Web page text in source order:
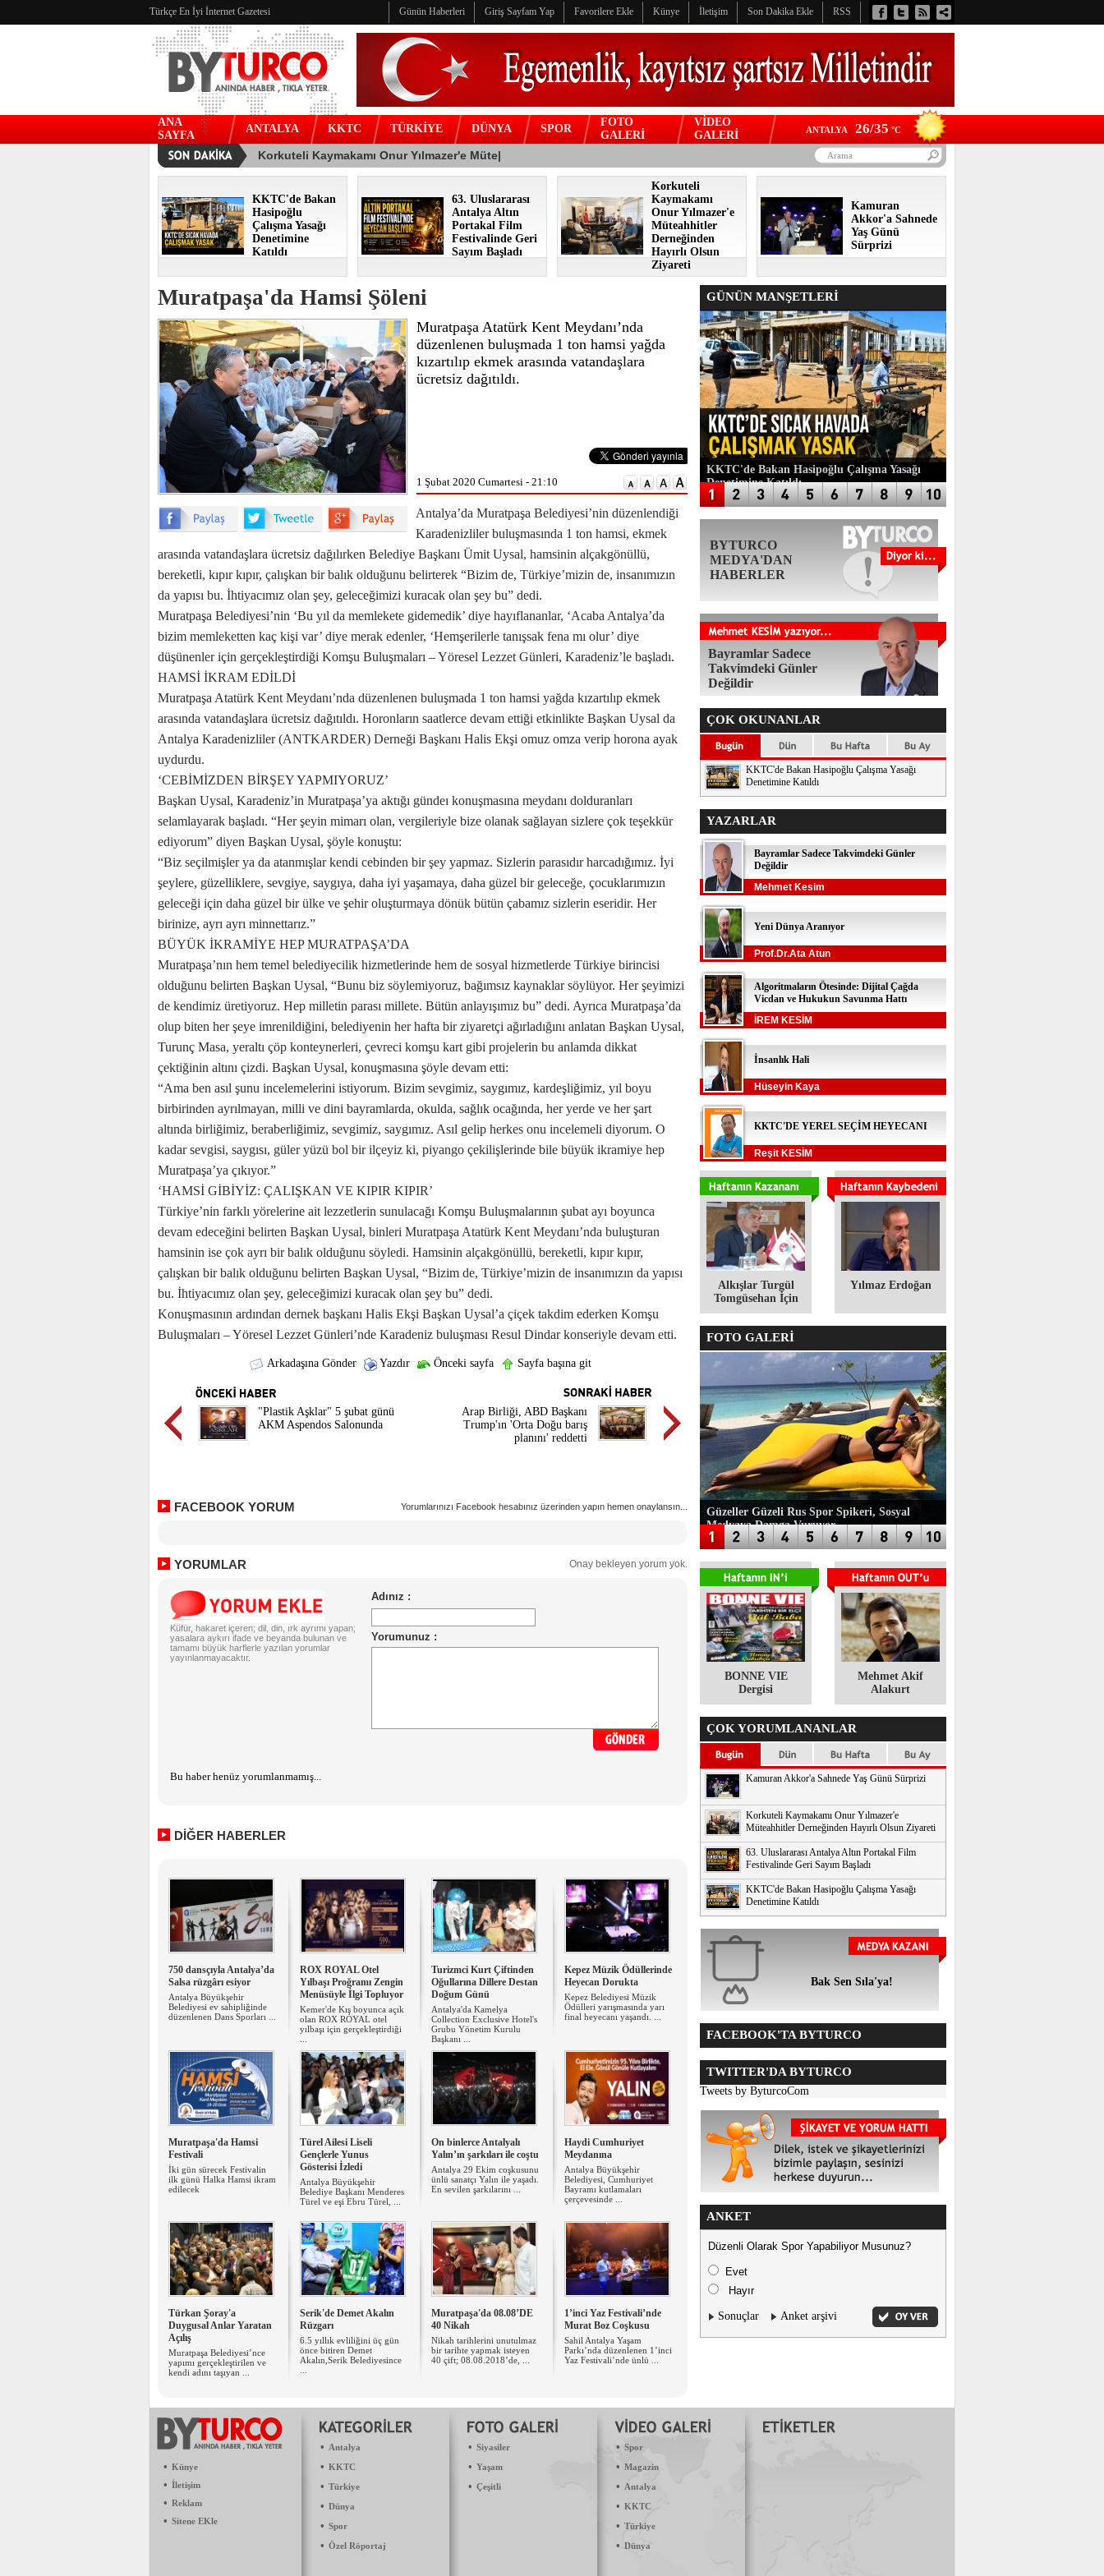
Türkçe En İyi İnternet Gazetesi Günün Haberleri Giriş Sayfam Yap Favorilere Ekle Künye İletişim Son Dakika Ekle RSS
ANA
SAYFA
ANTALYA KKTC TÜRKİYE DÜNYA SPOR
FOTO
GALERİ
VİDEO
GALERİ
ANTALYA 26/35 °C
KKTC'de Bakan
Hasipoğlu
Çalışma Yasağı
Denetimine
Katıldı
63. Uluslararası
Antalya Altın
Portakal Film
Festivalinde Geri
Sayım Başladı
Korkuteli
Kaymakamı
Onur Yılmazer'e
Müteahhitler
Derneğinden
Hayırlı Olsun
Ziyareti
Kamuran
Akkor'a Sahnede
Yaş Günü
Sürprizi
Muratpaşa'da Hamsi Şöleni
Muratpaşa Atatürk Kent Meydanı’nda
düzenlenen buluşmada 1 ton hamsi yağda
kızartılıp ekmek arasında vatandaşlara
ücretsiz dağıtıldı.
1 Şubat 2020 Cumartesi - 21:10
Antalya’da Muratpaşa Belediyesi’nin düzenlendiği
Karadenizliler buluşmasında 1 ton hamsi, ekmek
arasında vatandaşlara ücretsiz dağılırken Belediye Başkanı Ümit Uysal, hamsinin alçakgönüllü,
bereketli, kıpır kıpır, çalışkan bir balık olduğunu belirterek “Bizim de, Türkiye’mizin de, insanımızın
da yapısı bu. İhtiyacımız olan şey, geleceğimizi kuracak olan şey bu” dedi.
Muratpaşa Belediyesi’nin ‘Bu yıl da memlekete gidemedik’ diye hayıflananlar, ‘Acaba Antalya’da
bizim memleketten kaç kişi var’ diye merak edenler, ‘Hemşerilerle tanışsak fena mı olur’ diye
düşünenler için gerçekleştirdiği Komşu Buluşmaları – Yöresel Lezzet Günleri, Karadeniz’le başladı.
HAMSİ İKRAM EDİLDİ
Muratpaşa Atatürk Kent Meydanı’nda düzenlenen buluşmada 1 ton hamsi yağda kızartılıp ekmek
arasında vatandaşlara ücretsiz dağıtıldı. Horonların saatlerce devam ettiği etkinlikte Başkan Uysal da
Antalya Karadenizliler (ANTKARDER) Derneği Başkanı Halis Ekşi omuz omza verip horona ayak
uydurdu.
‘CEBİMİZDEN BİRŞEY YAPMIYORUZ’
Başkan Uysal, Karadeniz’in Muratpaşa’ya aktığı gündeı konuşmasına meydanı dolduranları
selamlayarak başladı. “Her şeyin mimarı olan, vergileriyle bize olanak sağlayan sizlere çok teşekkür
ediyorum” diyen Başkan Uysal, şöyle konuştu:
“Biz seçilmişler ya da atanmışlar kendi cebinden bir şey yapmaz. Sizlerin parasıdır harcadığımız. İyi
şeylere, güzelliklere, sevgiye, saygıya, daha iyi yaşamaya, daha güzel bir geleceğe, çocuklarımızın
geleceği için daha güzel bir ülke ve şehir oluşturmaya dönük bütün çabamız sizlerin eseridir. Her
birinize, ayrı ayrı minnettarız.”
BÜYÜK İKRAMİYE HEP MURATPAŞA’DA
Muratpaşa’nın hem temel belediyecilik hizmetlerinde hem de sosyal hizmetlerde Türkiye birincisi
olduğunu belirten Başkan Uysal, “Bunu biz söylemiyoruz, bağımsız kaynaklar söylüyor. Her şeyimizi
de kendimiz üretiyoruz. Hep milletin parası millete. Bütün anlayışımız bu” dedi. Ayrıca Muratpaşa’da
olup biten her şeye imrenildiğini, belediyenin her hafta bir ziyaretçi ağırladığını anlatan Başkan Uysal,
Turunç Masa, yeraltı çöp konteynerleri, çevreci komşu kart gibi projelerin bu anlamda dikkat
çektiğinin altını çizdi. Başkan Uysal, konuşmasına şöyle devam etti:
“Ama ben asıl şunu incelemelerini istiyorum. Bizim sevgimiz, saygımız, kardeşliğimiz, yıl boyu
birbirinden ayrılmayan, milli ve dini bayramlarda, okulda, sağlık ocağında, her yerde ve her şart
altında birliğimiz, beraberliğimiz, sevgimiz, saygımız. Asıl gelip herkes onu incelemeli diyorum. O
kadar sevgisi, saygısı, güler yüzü bol bir ilçeyiz ki, piyango çekilişlerinde bile büyük ikramiye hep
Muratpaşa’ya çıkıyor.”
‘HAMSİ GİBİYİZ: ÇALIŞKAN VE KIPIR KIPIR’
Türkiye’nin farklı yörelerine ait lezzetlerin sunulacağı Komşu Buluşmalarının şubat ayı boyunca
devam edeceğini belirten Başkan Uysal, binleri Muratpaşa Atatürk Kent Meydanı’nda buluşturan
hamsinin ise çok ayrı bir balık olduğunu söyledi. Hamsinin alçakgönüllü, bereketli, kıpır kıpır,
çalışkan bir balık olduğunu belirten Başkan Uysal, “Bizim de, Türkiye’mizin de insanımızın da yapısı
bu. İhtiyacımız olan şey, geleceğimizi kuracak olan şey bu” dedi.
Konuşmasının ardından dernek başkanı Halis Ekşi Başkan Uysal’a çiçek takdim ederken Komşu
Buluşmaları – Yöresel Lezzet Günleri’nde Karadeniz buluşması Resul Dindar konseriyle devam etti.
Arkadaşına Gönder Yazdır Önceki sayfa Sayfa başına git
"Plastik Aşklar" 5 şubat günü
AKM Aspendos Salonunda
Arap Birliği, ABD Başkanı
Trump'ın 'Orta Doğu barış
planını' reddetti
FACEBOOK YORUM Yorumlarınızı Facebook hesabınız üzerinden yapın hemen onaylansın...
YORUMLAR Onay bekleyen yorum yok.
Küfür, hakaret içeren; dil, din, ırk ayrımı yapan;
yasalara aykırı ifade ve beyanda bulunan ve
tamamı büyük harflerle yazılan yorumlar
yayınlanmayacaktır.
Bu haber henüz yorumlanmamış...
DİĞER HABERLER
750 dansçıyla Antalya’da
Salsa rüzgârı esiyor
Antalya Büyükşehir
Belediyesi ev sahipliğinde
düzenlenen Dans Sporları ...
ROX ROYAL Otel
Yılbaşı Proğramı Zengin
Menüsüyle İlgi Topluyor
Kemer'de Kış boyunca açık
olan ROX ROYAL otel
yılbaşı için gerçekleştirdiği
Turizmci Kurt Çiftinden
Oğullarına Dillere Destan
Doğum Günü
Antalya'da Kamelya
Collection Exclusive Hotel's
Grubu Yönetim Kurulu
Başkanı ...
Kepez Müzik Ödüllerinde
Heyecan Dorukta
Kepez Belediyesi Müzik
Ödülleri yarışmasında yarı
final heyecanı yaşandı. ...
Muratpaşa'da Hamsi
Festivali
İki gün sürecek Festivalin
ilk günü Halka Hamsi ikram
edilecek
Türel Ailesi Liseli
Gençlerle Yunus
Gösterisi İzledi
Antalya Büyükşehir
Belediye Başkanı Menderes
Türel ve eşi Ebru Türel, ...
On binlerce Antalyalı
Yalın’ın şarkıları ile coştu
Antalya 29 Ekim coşkusunu
ünlü sanatçı Yalın ile yaşadı.
En sevilen şarkılarını ...
Haydi Cumhuriyet
Meydanına
Antalya Büyükşehir
Belediyesi, Cumhuriyet
Bayramı kutlamaları
çerçevesinde ...
Türkan Şoray'a
Duygusal Anlar Yaratan
Açılış
Muratpaşa Belediyesi’nce
yapımı gerçekleştirilen ve
kendi adını taşıyan ...
Serik'de Demet Akalın
Rüzgarı
6.5 yıllık evliliğini üç gün
önce bitiren Demet
Akalın,Serik Belediyesince
Muratpaşa'da ​08.08’DE
40 Nikah
Nikah tarihlerini unutulmaz
bir tarihte yapmak isteyen
40 çift; 08.08.2018’de, ...
1’inci Yaz Festivali’nde
Murat Boz Coşkusu
Sahil Antalya Yaşam
Parkı’nda düzenlenen 1’inci
Yaz Festivali’nde ünlü ...
GÜNÜN MANŞETLERİ
KKTC'de Bakan Hasipoğlu Çalışma Yasağı
Denetimine Katıldı
BYTURCO
MEDYA'DAN
HABERLER
Bayramlar Sadece
Takvimdeki Günler
Değildir
ÇOK OKUNANLAR
KKTC'de Bakan Hasipoğlu Çalışma Yasağı
Denetimine Katıldı
YAZARLAR
Bayramlar Sadece Takvimdeki Günler
Değildir
Mehmet Kesim
Yeni Dünya Aranıyor
Prof.Dr.Ata Atun
Algoritmaların Ötesinde: Dijital Çağda
Vicdan ve Hukukun Savunma Hattı
İREM KESİM
İnsanlık Hali
Hüseyin Kaya
KKTC'DE YEREL SEÇİM HEYECANI
Reşit KESİM
Alkışlar Turgül
Tomgüsehan İçin
Yılmaz Erdoğan
FOTO GALERİ
Güzeller Güzeli Rus Spor Spikeri, Sosyal
Medyaya Damga Vuruyor
BONNE VIE
Dergisi
​Mehmet Akif
Alakurt
ÇOK YORUMLANANLAR
Kamuran Akkor'a Sahnede Yaş Günü Sürprizi
Korkuteli Kaymakamı Onur Yılmazer'e
Müteahhitler Derneğinden Hayırlı Olsun Ziyareti
63. Uluslararası Antalya Altın Portakal Film
Festivalinde Geri Sayım Başladı
KKTC'de Bakan Hasipoğlu Çalışma Yasağı
Denetimine Katıldı
Bak Sen Sıla'ya!
FACEBOOK'TA BYTURCO
TWITTER'DA BYTURCO
Tweets by ByturcoCom
ANKET
Düzenli Olarak Spor Yapabiliyor Musunuz?
Evet
Hayır
Sonuçlar Anket arşivi
• Künye
• İletişim
• Reklam
• Sitene EKle
• Antalya
• KKTC
• Türkiye
• Dünya
• Spor
• Özel Röportaj
• Siyasiler
• Yaşam
• Çeşitli
• Spor
• Magazin
• Antalya
• KKTC
• Türkiye
• Dünya